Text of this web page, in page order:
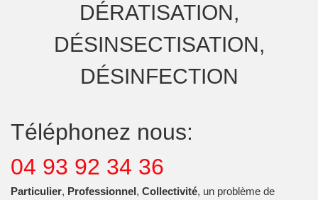
DÉRATISATION,
DÉSINSECTISATION,
DÉSINFECTION
Téléphonez nous:
04 93 92 34 36
Particulier, Professionnel, Collectivité, un problème de